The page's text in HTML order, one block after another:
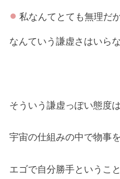
私なんてとても無理だ
なんていう謙虚さはいら
そういう謙虚っぽい態度は
宇宙の仕組みの中で物事
エゴで自分勝手というこ